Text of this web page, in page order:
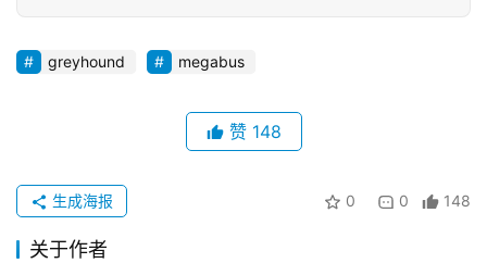
greyhound megabus
赞 148
0 0 148
生成海报
关于作者